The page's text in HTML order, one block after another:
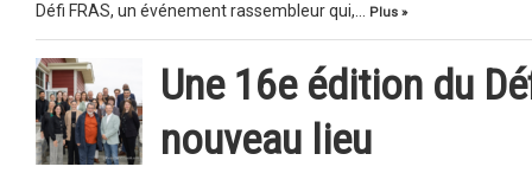
Défi FRAS, un événement rassembleur qui,…
Plus »
Une 16e édition du
nouveau lieu